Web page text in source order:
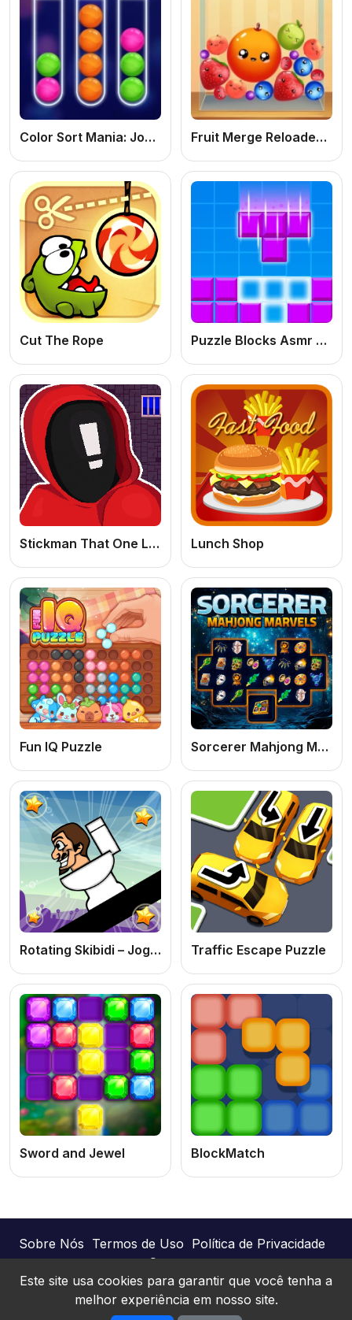
Color Sort Mania: Jogo de Lógica e Puzzle Online Grátis para Organizar Cores Fruit Merge Reloaded: Jogo de Frutas Online Grátis de Puzzle e Combinar
Cut The Rope Puzzle Blocks Asmr Match
Stickman That One Level Lunch Shop
Fun IQ Puzzle Sorcerer Mahjong Marvels
Rotating Skibidi – Jogo de Rolar Online Grátis Traffic Escape Puzzle
Sword and Jewel BlockMatch
Sobre Nós Termos de Uso Política de Privacidade
Contato
Joguinhos Online © 2026. Todos os direitos
Este site usa cookies para garantir que você tenha a
melhor experiência em nosso site.